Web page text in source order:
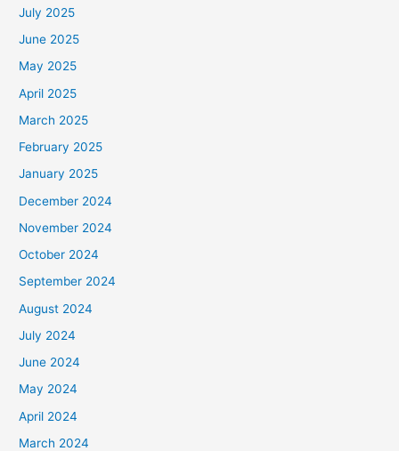
July 2025
June 2025
May 2025
April 2025
March 2025
February 2025
January 2025
December 2024
November 2024
October 2024
September 2024
August 2024
July 2024
June 2024
May 2024
April 2024
March 2024